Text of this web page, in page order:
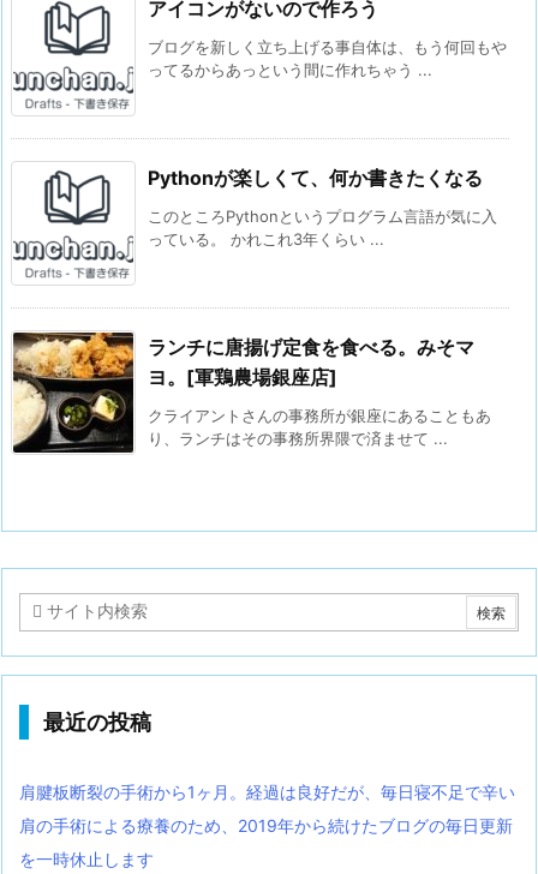
アイコンがないので作ろう
ブログを新しく立ち上げる事自体は、もう何回もや
ってるからあっという間に作れちゃう ...
Pythonが楽しくて、何か書きたくなる
このところPythonというプログラム言語が気に入
っている。 かれこれ3年くらい ...
ランチに唐揚げ定食を食べる。みそマ
ヨ。[軍鶏農場銀座店]
クライアントさんの事務所が銀座にあることもあ
り、ランチはその事務所界隈で済ませて ...
最近の投稿
肩腱板断裂の手術から1ヶ月。経過は良好だが、毎日寝不足で辛い
肩の手術による療養のため、2019年から続けたブログの毎日更新
を一時休止します